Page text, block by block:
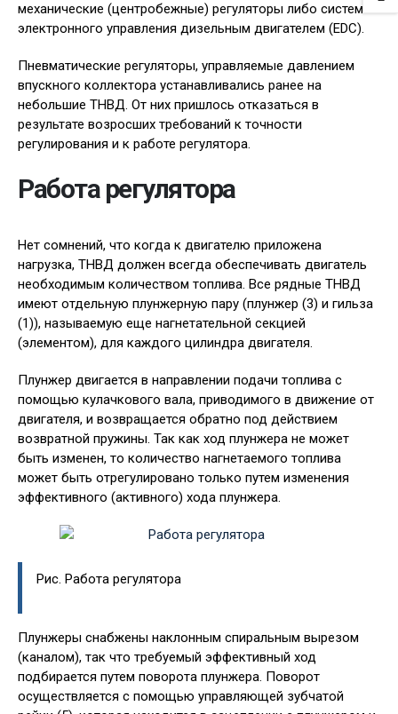
механические (центробежные) регуляторы либо система
электронного управления дизельным двигателем (EDC).
Пневматические регуляторы, управляемые давлением
впускного коллектора устанавливались ранее на
небольшие ТНВД. От них пришлось отказаться в
результате возросших требований к точности
регулирования и к работе регулятора.
Работа регулятора
Нет сомнений, что когда к двигателю приложена
нагрузка, ТНВД должен всегда обеспечивать двигатель
необходимым количеством топлива. Все рядные ТНВД
имеют отдельную плунжерную пару (плунжер (3) и гильза
(1)), называемую еще нагнетательной секцией
(элементом), для каждого цилиндра двигателя.
Плунжер двигается в направлении подачи топлива с
помощью кулачкового вала, приводимого в движение от
двигателя, и возвращается обратно под действием
возвратной пружины. Так как ход плунжера не может
быть изменен, то количество нагнетаемого топлива
может быть отрегулировано только путем изменения
эффективного (активного) хода плунжера.
Рис. Работа регулятора
Плунжеры снабжены наклонным спиральным вырезом
(каналом), так что требуемый эффективный ход
подбирается путем поворота плунжера. Поворот
осуществляется с помощью управляющей зубчатой